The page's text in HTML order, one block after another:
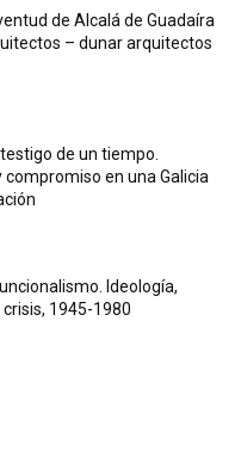
de Alcalá de Guadaíra
– dunar arquitectos
de un tiempo.
en una Galicia
Ideología,
1945-1980